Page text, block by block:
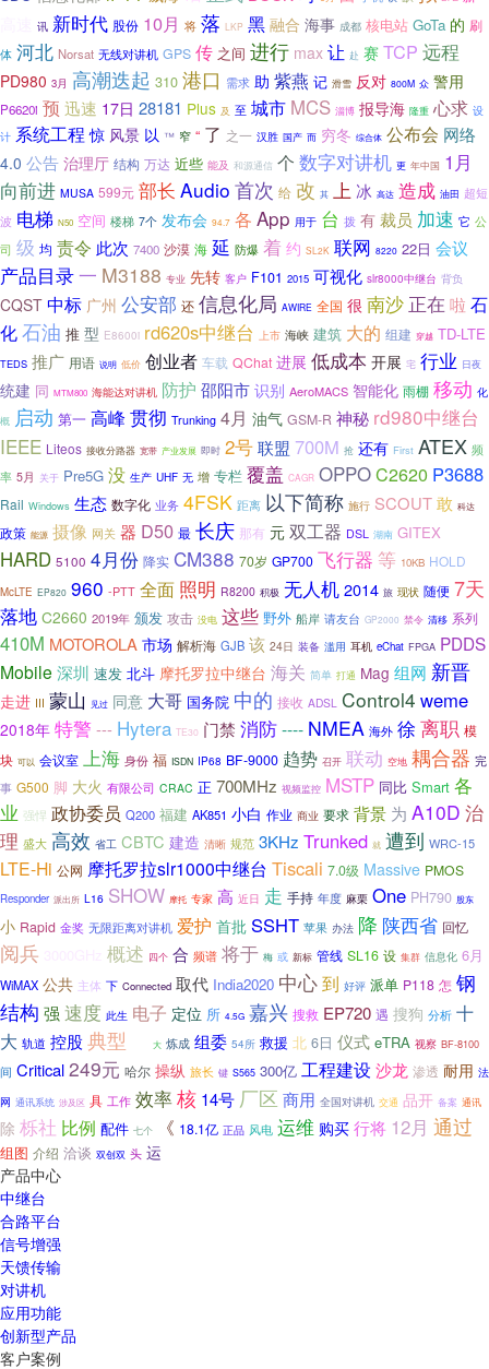
讯 新时代 股份 10月 将 落 LKP 黑 融合 海事 成都 核电站 GoTa 的 刷
体 河北 Norsat 无线对讲机 GPS 传 之间 进行 max 让 赴 赛 TCP 远程
PD980 3月 高潮迭起 310 港口 需求 助 紫燕 记 滑雪 反对 800M 众 警用
P6620i 预 迅速 17日 28181 Plus 及 至 城市 MCS 淄博 报导海 隆重 心求 设
计 系统工程 惊 风景 以 ™ 窄 “ 了 之一 汉胜 国产 而 穷冬 综合体 公布会 网络
4.0 公告 治理厅 结构 万达 近些 能及 和源通信 个 数字对讲机 更 年中国 1月
向前进 MUSA 599元 部长 Audio 首次 给 改 其 上 冰 高达 造成 油田 超短
波 电梯 N50 空间 楼梯 7个 发布会 94.7 各 App 用于 台 拨 有 裁员 加速 它 公
司 级 均 责令 此次 7400 沙漠 海 延 防爆 着 约 SL2K 联网 8220 22日 会议
产品目录一 M3188 专业 先转 客户 F101 2015 可视化 slr8000中继台 背负
CQST 中标 广州 公安部 还 信息化局 AWIRE 全国 很 南沙 正在 啦 石
化石油 推 型 E8600i rd620s中继台 上市 海峡 建筑 大的 组建 穿越 TD-LTE
TEDS 推广 用语 说明 低价 创业者 车载 QChat 进展 低成本 开展 宅 行业 日夜
统建 同 MTM800 海能达对讲机 防护 邵阳市 识别 AeroMACS 智能化 雨棚 移动 化
概 启动 第一 高峰 贯彻 Trunking 4月 油气 GSM-R 神秘 rd980中继台
IEEE Liteos 接收分路器 宽带 产业发展 即时 2号联盟 700M 抢 还有 First ATEX 频
率 5月 关于 Pre5G 没 生产 UHF 无 增 专栏 覆盖 CAGR OPPOC2620 P3688
Rail Windows 生态 数字化 业务 4FSK 距离 以下简称 施行 SCOUT敢 科达
政策 能源 摄像 网关 器 D50 最 长庆 那有 元 双工器 DSL 湖南 GITEX
HARD 5100 4月份 降实 CM388 70岁 GP700 飞行器 等 10KB HOLD
McLTE EP820 960 -PTT 全面 照明 R8200 积极 无人机2014 旅 现状 随便 7天
落地 C2660 2019年 颁发 攻击 没电 这些 野外 船岸 请友台 GP2000 禁令 清移 系列
410M MOTOROLA 市场 解析海 GJB 该 24日 装备 滥用 耳机 eChat FPGA PDDS
Mobile 深圳 速发 北斗 摩托罗拉中继台 海关 简单 打通 Mag 组网 新晋
走进 III 蒙山 见过 同意 大哥 国务院 中的 接收 ADSL Control4 weme
2018年 特警--- Hytera TE30 门禁 消防---- NMEA 海外 徐 离职 模
块 可以 会议室 上海 身份 福 ISDN IP68 BF-9000 趋势 召开 联动 空地 耦合器 完
事 G500 脚 大火 有限公司 CRAC 正 700MHz 视频监控 MSTP 同比 Smart 各
业 强悍 政协委员 Q200 福建 AK851 小白 作业 商业 要求 背景 为 A10D 治
理 盛大 高效 省工 CBTC 建造 清晰 规范 3KHz Trunked 就 遭到 WRC-15
LTE-Hi 公网 摩托罗拉slr1000中继台 Tiscali 7.0级 Massive PMOS
Responder 派出所 L16 SHOW 摩托 专家 高 近日 走 手持 年度 麻栗 One PH790 股东
小 Rapid 金奖 无限距离对讲机 爱护 首批 SSHT 苹果 办法 降 陕西省 回忆
阅兵 概述 四个 合 频谱 将于 梅 或 新标 管线 SL16 设 集群 信息化 6月
WiMAX 公共 主体 下 Connected 取代 India2020 中心到 好评 派单 P118 怎 钢
结构 强 速度 此生 电子 定位 所 4.5G 嘉兴 搜救 EP720 遇 搜狗 分析 十
大 轨道 控股典型 大 炼成 组委 54所 救援 北 6日 仪式 eTRA 视察 BF-8100
间 Critical249元 哈尔 操纵 旅长 键 S565 300亿 工程建设沙龙 渗透 耐用 法
网 通讯系统 涉及区 具 工作 效率核 14号 厂区 商用 全国对讲机 交通 品开 备案 通讯
除 栎社 比例 配件 七个 《 18.1亿 正品 风电 运维 购买 行将 12月 通过
组图 介绍 洽谈 双创双 头 运
产品中心
中继台
合路平台
信号增强
天馈传输
对讲机
应用功能
创新型产品
客户案例